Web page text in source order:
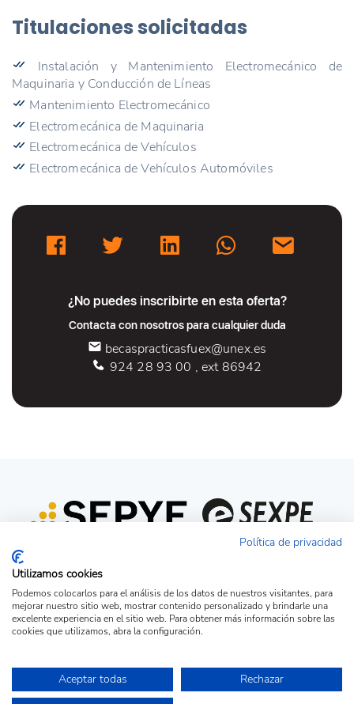
Titulaciones solicitadas
Instalación y Mantenimiento Electromecánico de
Maquinaria y Conducción de Líneas
Mantenimiento Electromecánico
Electromecánica de Maquinaria
Electromecánica de Vehículos
Electromecánica de Vehículos Automóviles
¿No puedes inscribirte en esta oferta?
Contacta con nosotros para cualquier duda
becaspracticasfuex@unex.es
924 28 93 00 , ext 86942
Acceso candidato Acceso empresa
© Copyright 2026 - Portal de la Fundación Universidad-Sociedad de la UEx.
Política de privacidad
Utilizamos cookies
Podemos colocarlos para el análisis de los datos de nuestros visitantes, para
mejorar nuestro sitio web, mostrar contenido personalizado y brindarle una
excelente experiencia en el sitio web. Para obtener más información sobre las
cookies que utilizamos, abra la configuración.
Aceptar todas
Rechazar